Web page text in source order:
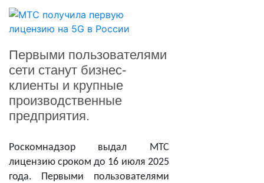
Первыми пользователями
сети станут бизнес-
клиенты и крупные
производственные
предприятия.
Роскомнадзор выдал МТС
лицензию сроком до 16 июля 2025
года. Первыми пользователями